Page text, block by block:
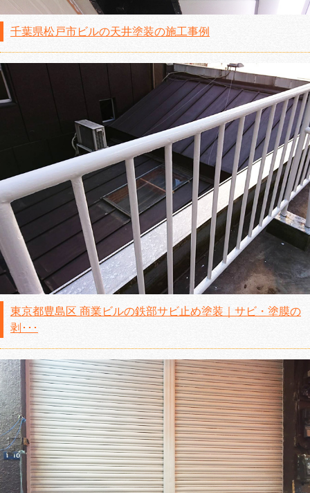
千葉県松戸市ビルの天井塗装の施工事例
東京都豊島区 商業ビルの鉄部サビ止め塗装｜サビ・塗膜の
剥･･･